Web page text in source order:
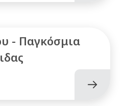
- Παγκόσμια